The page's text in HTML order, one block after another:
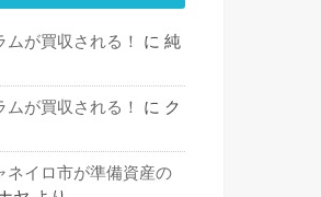
が買収される！ に 純
が買収される！ に ク
ネイロ市が準備資産の